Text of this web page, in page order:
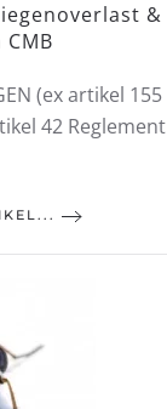
&
(ex artikel
42